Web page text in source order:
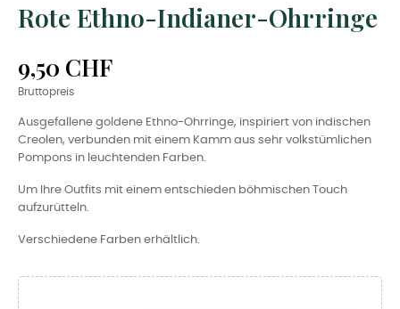
Rote Ethno-Indianer-Ohrringe
9,50 CHF
Bruttopreis
Ausgefallene goldene Ethno-Ohrringe, inspiriert von indischen
Creolen, verbunden mit einem Kamm aus sehr volkstümlichen
Pompons in leuchtenden Farben.
Um Ihre Outfits mit einem entschieden böhmischen Touch
aufzurütteln.
Verschiedene Farben erhältlich.